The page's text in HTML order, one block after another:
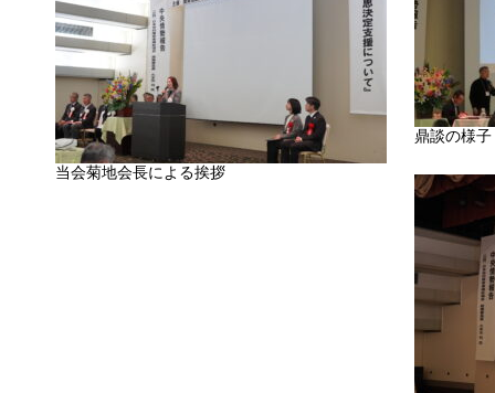
当会菊地会長による挨拶
鼎談の様子